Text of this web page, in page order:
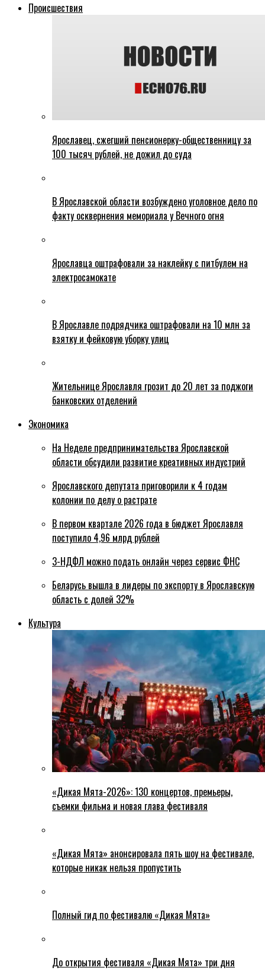
Происшествия
Ярославец, сжегший пенсионерку-общественницу за
100 тысяч рублей, не дожил до суда
В Ярославской области возбуждено уголовное дело по
факту осквернения мемориала у Вечного огня
Ярославца оштрафовали за наклейку с питбулем на
электросамокате
В Ярославле подрядчика оштрафовали на 10 млн за
взятку и фейковую уборку улиц
Жительнице Ярославля грозит до 20 лет за поджоги
банковских отделений
Экономика
На Неделе предпринимательства Ярославской
области обсудили развитие креативных индустрий
Ярославского депутата приговорили к 4 годам
колонии по делу о растрате
В первом квартале 2026 года в бюджет Ярославля
поступило 4,96 млрд рублей
3-НДФЛ можно подать онлайн через сервис ФНС
Беларусь вышла в лидеры по экспорту в Ярославскую
область с долей 32%
Культура
«Дикая Мята-2026»: 130 концертов, премьеры,
съемки фильма и новая глава фестиваля
«Дикая Мята» анонсировала пять шоу на фестивале,
которые никак нельзя пропустить
Полный гид по фестивалю «Дикая Мята»
До открытия фестиваля «Дикая Мята» три дня